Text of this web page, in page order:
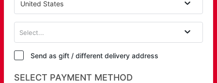
United States
Select...
Send as gift / different delivery address
SELECT PAYMENT METHOD